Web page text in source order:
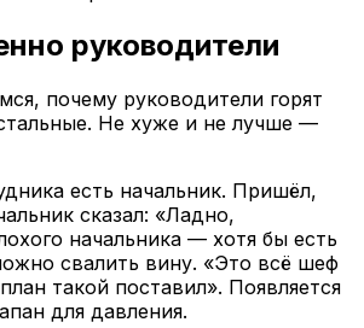
руководители
почему руководители горят
Не хуже и не лучше —
есть начальник. Пришёл,
сказал: «Ладно,
начальника — хотя бы есть
свалить вину. «Это всё шеф
такой поставил». Появляется
для давления.